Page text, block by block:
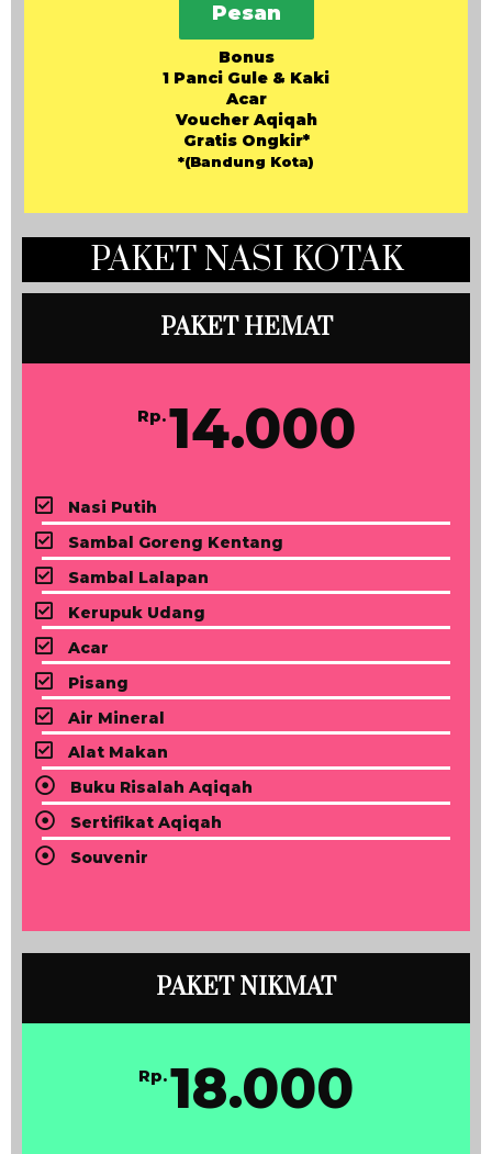
Pesan
Bonus
1 Panci Gule & Kaki
Acar
Voucher Aqiqah
Gratis Ongkir*
*(Bandung Kota)
PAKET NASI KOTAK
PAKET HEMAT
Rp.14.000
Nasi Putih
Sambal Goreng Kentang
Sambal Lalapan
Kerupuk Udang
Acar
Pisang
Air Mineral
Alat Makan
Buku Risalah Aqiqah
Sertifikat Aqiqah
Souvenir
PAKET NIKMAT
Rp.18.000